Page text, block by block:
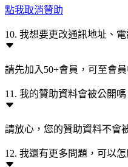
點我取消贊助
10. 我想要更改通訊地址、
請先加入50+會員，可至會
11. 我的贊助資料會被公開嗎
請放心，您的贊助資料不會
12. 我還有更多問題，可以怎